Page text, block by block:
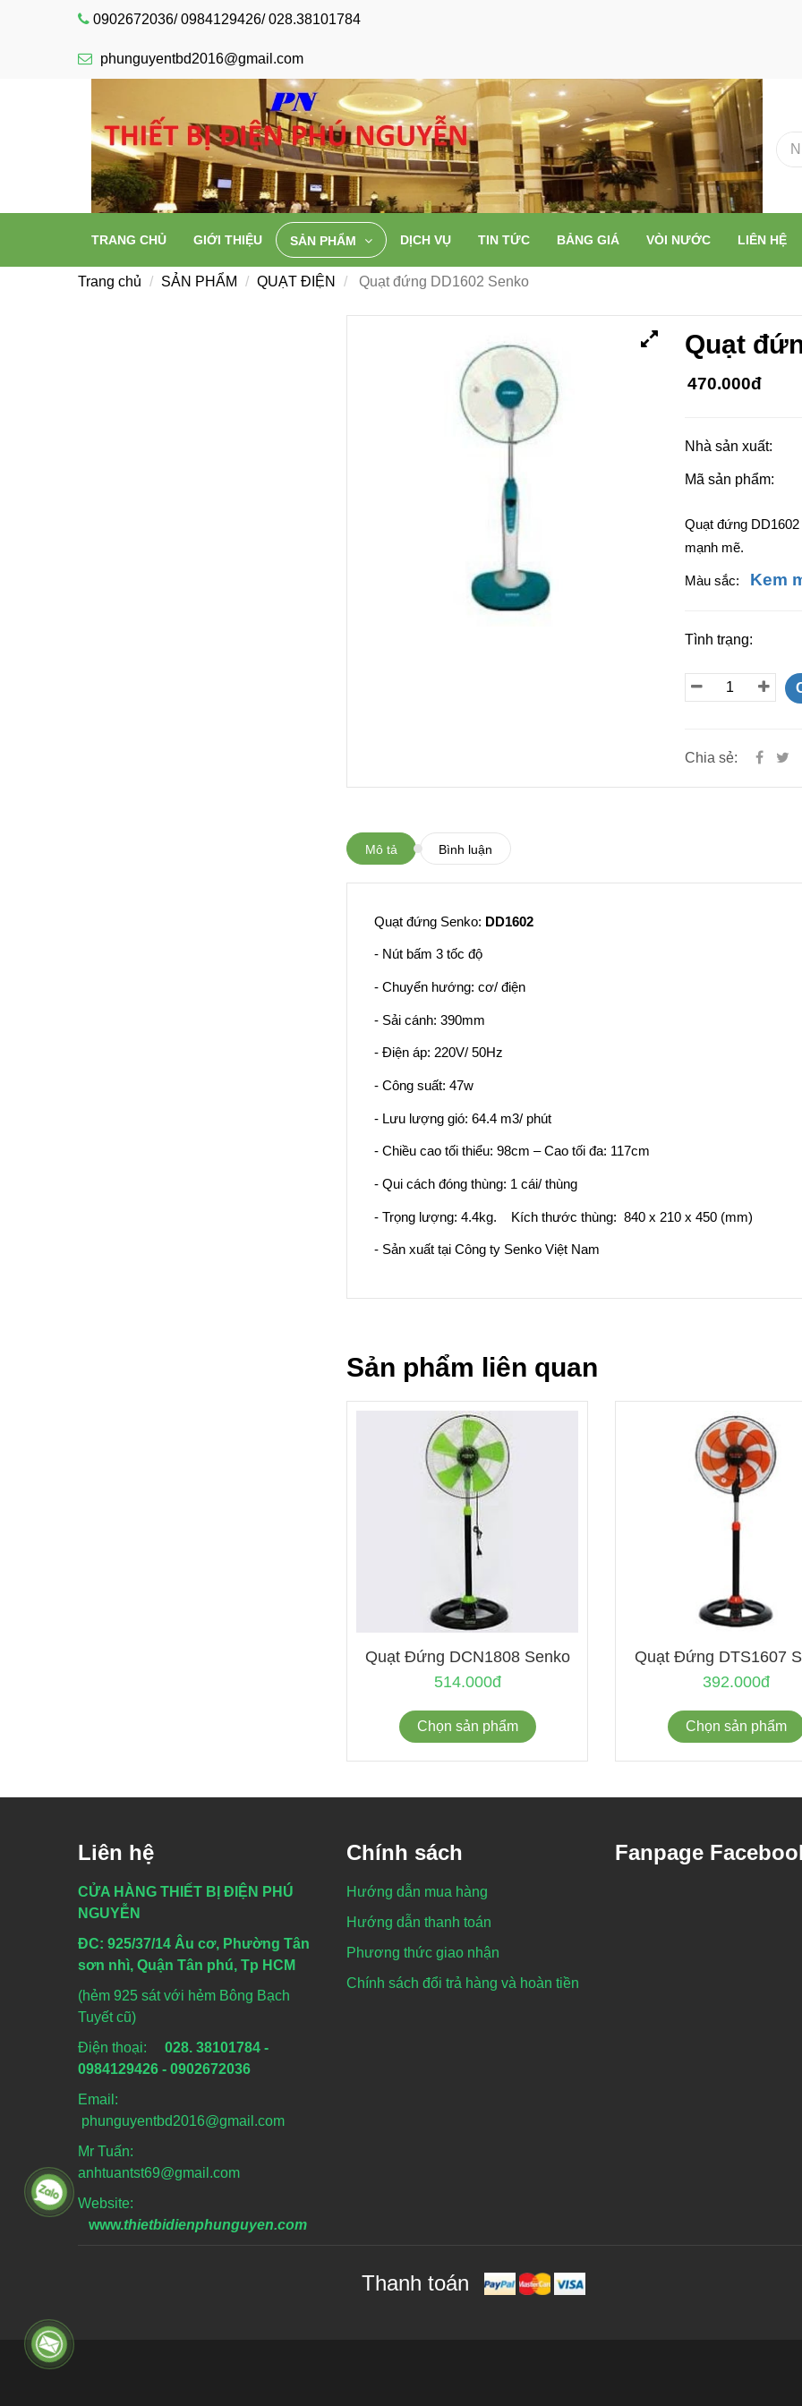
Quạt
470.000đ
Nhà sản xuất:
Mã sản phẩm:
Quạt đứng
mạnh mẽ.
Màu sắc: Kem
Tình trạng:
Chia sẻ:
Mô tả Bình luận
Quạt đứng Senko: DD1602
- Nút bấm 3 tốc độ
- Chuyển hướng: cơ/ điện
- Sải cánh: 390mm
- Điện áp: 220V/ 50Hz
- Công suất: 47w
- Lưu lượng gió: 64.4 m3/ phút
- Chiều cao tối thiểu: 98cm – Cao tối đa: 117cm
- Qui cách đóng thùng: 1 cái/ thùng
- Trọng lượng: 4.4kg. Kích thước thùng: 840 x 210 x 450 (mm)
- Sản xuất tại Công ty Senko Việt Nam
Sản phẩm liên quan
Quạt Đứng DCN1808 Senko
514.000đ
Chọn sản phẩm
Quạt Đứng DTS1607
392.000đ
Chọn sản phẩm
0902672036/ 0984129426/ 028.38101784
phunguyentbd2016@gmail.com
TRANG CHỦ GIỚI THIỆU SẢN PHẨM DỊCH VỤ TIN TỨC BẢNG GIÁ VÒI NƯỚC LIÊN HỆ
Trang chủ SẢN PHẨM QUẠT ĐIỆN Quạt đứng DD1602 Senko
Liên hệ
CỬA HÀNG THIẾT BỊ ĐIỆN PHÚ
NGUYỄN
ĐC: 925/37/14 Âu cơ, Phường Tân
sơn nhì, Quận Tân phú, Tp HCM
(hẻm 925 sát với hẻm Bông Bạch
Tuyết cũ)
Điện thoại: 028. 38101784 -
0984129426 - 0902672036
Email:
phunguyentbd2016@gmail.com
Mr Tuấn:
anhtuantst69@gmail.com
Website:
www.thietbidienphunguyen.com
Chính sách
Hướng dẫn mua hàng
Hướng dẫn thanh toán
Phương thức giao nhận
Chính sách đổi trả hàng và hoàn tiền
Fanpage
Thanh toán